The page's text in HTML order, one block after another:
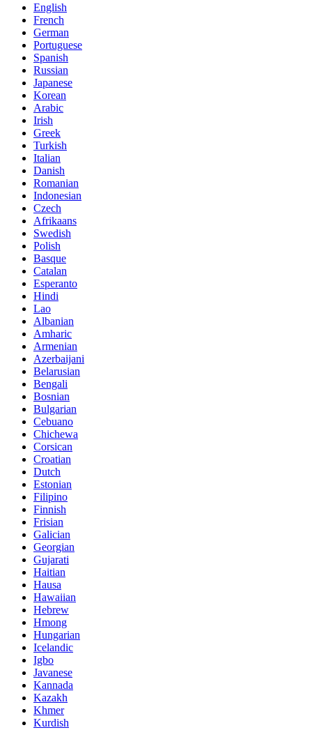
English
French
German
Portuguese
Spanish
Russian
Japanese
Korean
Arabic
Irish
Greek
Turkish
Italian
Danish
Romanian
Indonesian
Czech
Afrikaans
Swedish
Polish
Basque
Catalan
Esperanto
Hindi
Lao
Albanian
Amharic
Armenian
Azerbaijani
Belarusian
Bengali
Bosnian
Bulgarian
Cebuano
Chichewa
Corsican
Croatian
Dutch
Estonian
Filipino
Finnish
Frisian
Galician
Georgian
Gujarati
Haitian
Hausa
Hawaiian
Hebrew
Hmong
Hungarian
Icelandic
Igbo
Javanese
Kannada
Kazakh
Khmer
Kurdish